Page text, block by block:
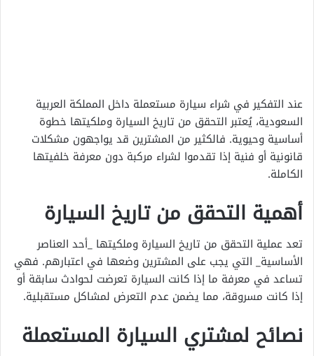
عند التفكير في شراء سيارة مستعملة داخل المملكة العربية
السعودية، يُعتبر التحقق من تاريخ السيارة وملكيتها خطوة
أساسية وحيوية. فالكثير من المشترين قد يواجهون مشكلات
قانونية أو فنية إذا تقدموا لشراء مركبة دون معرفة خلفيتها
الكاملة.
أهمية التحقق من تاريخ السيارة
تعد عملية التحقق من تاريخ السيارة وملكيتها _أحد العناصر
الأساسية_ التي يجب على المشترين وضعها في اعتبارهم. فهي
تساعد في معرفة ما إذا كانت السيارة تعرضت لحوادث سابقة أو
إذا كانت مسروقة، مما يضمن عدم التعرض لمشاكل مستقبلية.
نصائح لمشتري السيارة المستعملة